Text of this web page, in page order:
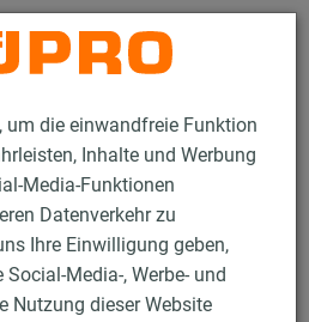
um die einwandfreie Funktion
Inhalte und Werbung
Media-Funktionen
Datenverkehr zu
Ihre Einwilligung geben,
Media-, Werbe- und
Nutzung dieser Website
Kontakt
Feuerverzinkte Produkte
und Zubehör